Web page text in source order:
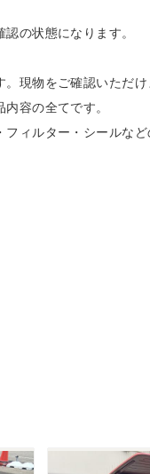
の状態になります。
現物をご確認いただけ
容の全てです。
ィルター・シールな